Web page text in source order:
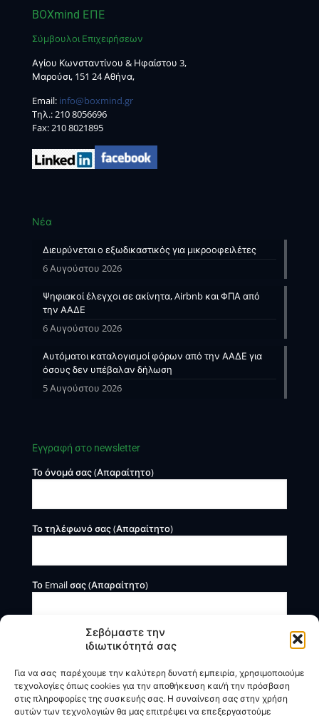
Σεβόμαστε την
ιδιωτικότητά σας
Για να σας παρέχουμε την καλύτερη δυνατή εμπειρία, χρησιμοποιούμε
τεχνολογίες όπως cookies για την αποθήκευση και/ή την πρόσβαση
στις πληροφορίες της συσκευής σας. Η συναίνεση σας στην χρήση
αυτών των τεχνολογιών θα μας επιτρέψει να επεξεργαστούμε
BOXmind ΕΠΕ
Σύμβουλοι Επιχειρήσεων
Αγίου Κωνσταντίνου & Ηφαίστου 3,
Μαρούσι, 151 24 Αθήνα,
Email: info@boxmind.gr
Tηλ.:210 8056696
Fax: 210 8021895
Νέα
Διευρύνεται ο εξωδικαστικός για μικροοφειλέτες
6 Αυγούστου 2026
Ψηφιακοί έλεγχοι σε ακίνητα, Airbnb και ΦΠΑ από
την ΑΑΔΕ
6 Αυγούστου 2026
Αυτόματοι καταλογισμοί φόρων από την ΑΑΔΕ για
όσους δεν υπέβαλαν δήλωση
5 Αυγούστου 2026
Εγγραφή στο newsletter
Το όνομά σας (Απαραίτητο)
Το τηλέφωνό σας (Απαραίτητο)
Το Email σας (Απαραίτητο)